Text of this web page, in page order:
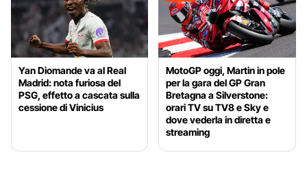
Yan Diomande va al Real
Madrid: nota furiosa del
PSG, effetto a cascata sulla
cessione di Vinicius
MotoGP oggi, Martin in pole
per la gara del GP Gran
Bretagna a Silverstone:
orari TV su TV8 e Sky e
dove vederla in diretta e
streaming